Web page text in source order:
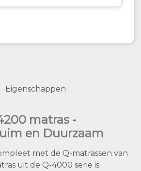
Eigenschappen
matras -
en Duurzaam
met de Q-matrassen van
uit de Q-4000 serie is